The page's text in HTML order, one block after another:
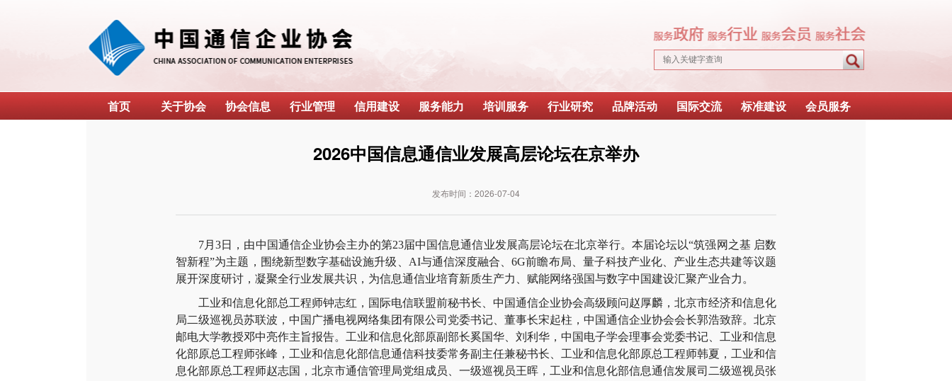
首页 关于协会 协会信息 行业管理 信用建设 服务能力 培训服务 行业研究 品牌活动 国际交流 标准建设 会员服务
2026中国信息通信业发展高层论坛在京举办
发布时间： 2026-07-04
7月3日，由中国通信企业协会主办的第23届中国信息通信业发展高层论坛在北京举行。本届论坛以“筑强网之基 启数
智新程”为主题，围绕新型数字基础设施升级、AI与通信深度融合、6G前瞻布局、量子科技产业化、产业生态共建等议题
展开深度研讨，凝聚全行业发展共识，为信息通信业培育新质生产力、赋能网络强国与数字中国建设汇聚产业合力。
工业和信息化部总工程师钟志红，国际电信联盟前秘书长、中国通信企业协会高级顾问赵厚麟，北京市经济和信息化
局二级巡视员苏联波，中国广播电视网络集团有限公司党委书记、董事长宋起柱，中国通信企业协会会长郭浩致辞。北京
邮电大学教授邓中亮作主旨报告。工业和信息化部原副部长奚国华、刘利华，中国电子学会理事会党委书记、工业和信息
化部原总工程师张峰，工业和信息化部信息通信科技委常务副主任兼秘书长、工业和信息化部原总工程师韩夏，工业和信
息化部原总工程师赵志国，北京市通信管理局党组成员、一级巡视员王晖，工业和信息化部信息通信发展司二级巡视员张